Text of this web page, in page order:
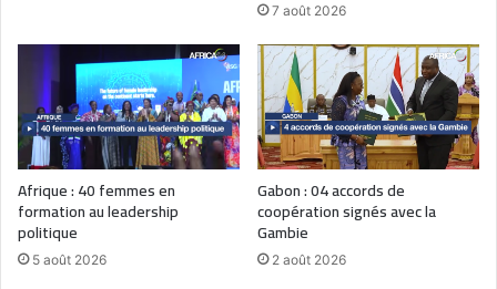
7 août 2026
Afrique : 40 femmes en
formation au leadership
politique
5 août 2026
Gabon : 04 accords de
coopération signés avec la
Gambie
2 août 2026